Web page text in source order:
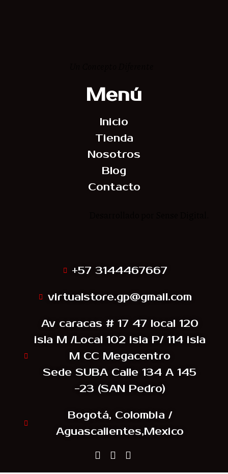
Menú
Inicio
Tienda
Nosotros
Blog
Contacto
+57 3144467667
virtualstore.gp@gmail.com
Av caracas # 17 47 local 120
isla M /Local 102 isla P/ 114 isla
M CC Megacentro
Sede SUBA Calle 134 A 145
-23 (SAN Pedro)
Bogotá, Colombia /
Aguascalientes,Mexico